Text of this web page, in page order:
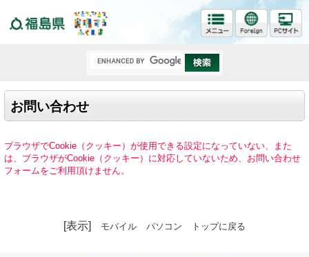
お問い合わせ
ブラウザでCookie（クッキー）が使用できる設定になっていない、また
は、ブラウザがCookie（クッキー）に対応していないため、お問い合わせ
フォームをご利用頂けません。
[表示] モバイル パソコン トップに戻る